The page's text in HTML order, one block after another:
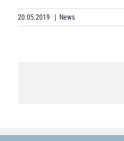
20.05.2019 News